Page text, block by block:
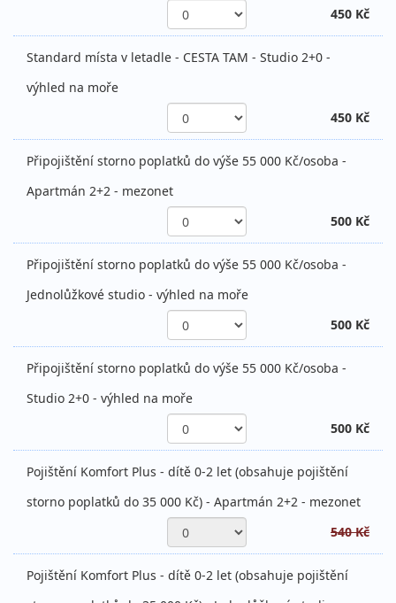
450 Kč
Standard místa v letadle - CESTA TAM - Studio 2+0 -
výhled na moře
450 Kč
Připojištění storno poplatků do výše 55 000 Kč/osoba -
Apartmán 2+2 - mezonet
500 Kč
Připojištění storno poplatků do výše 55 000 Kč/osoba -
Jednolůžkové studio - výhled na moře
500 Kč
Připojištění storno poplatků do výše 55 000 Kč/osoba -
Studio 2+0 - výhled na moře
500 Kč
Pojištění Komfort Plus - dítě 0-2 let (obsahuje pojištění
storno poplatků do 35 000 Kč) - Apartmán 2+2 - mezonet
540 Kč
Pojištění Komfort Plus - dítě 0-2 let (obsahuje pojištění